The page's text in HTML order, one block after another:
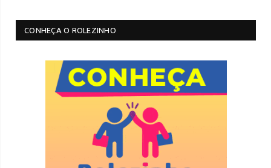
CONHEÇA O ROLEZINHO